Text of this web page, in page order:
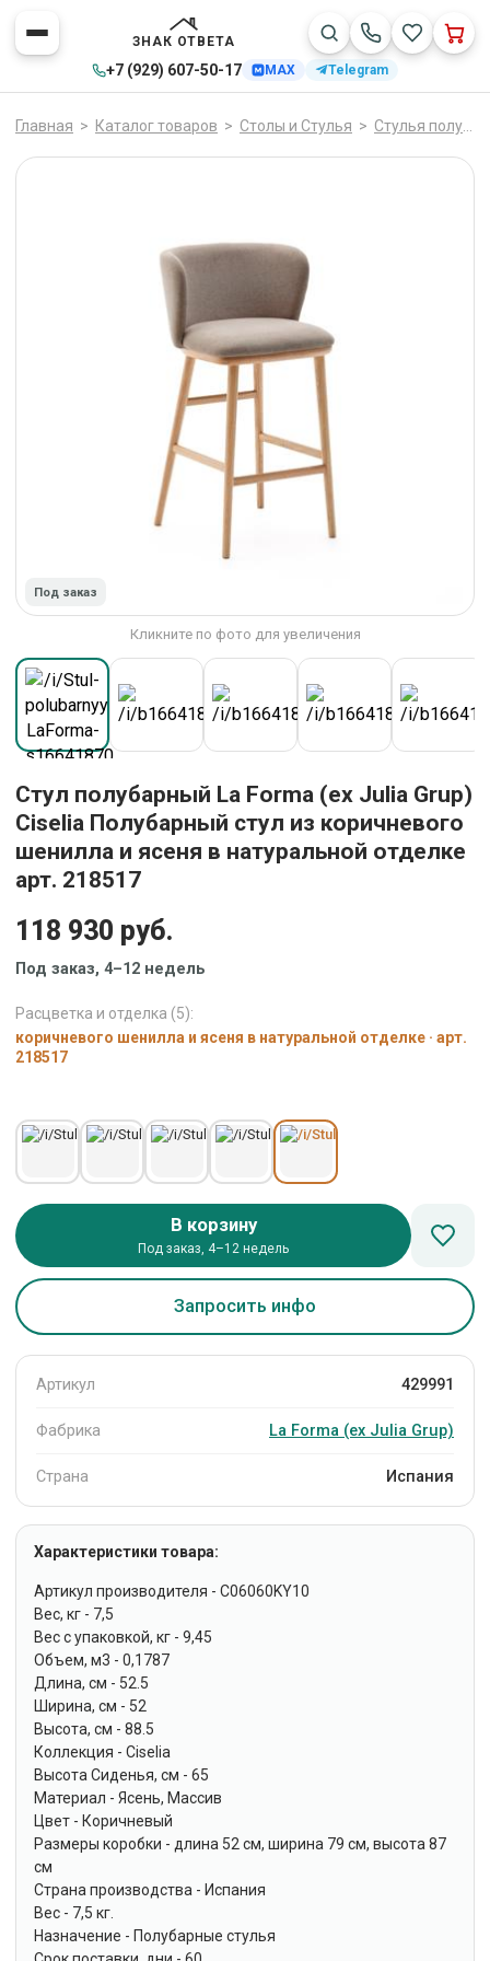
ЗНАК ОТВЕТА
+7 (929) 607-50-17 MAX Telegram
Главная > Каталог товаров > Столы и Стулья > Стулья полубарные
Под заказ
Кликните по фото для увеличения
Стул полубарный La Forma (ех Julia Grup)
Ciselia Полубарный стул из коричневого
шенилла и ясеня в натуральной отделке
арт. 218517
118 930 руб.
Под заказ, 4–12 недель
Расцветка и отделка (5):
коричневого шенилла и ясеня в натуральной отделке · арт.
218517
В корзину
Под заказ, 4–12 недель
Запросить инфо
Артикул 429991
Фабрика La Forma (ех Julia Grup)
Страна Испания
Характеристики товара:
Артикул производителя - C06060KY10
Вес, кг - 7,5
Вес с упаковкой, кг - 9,45
Объем, м3 - 0,1787
Длина, см - 52.5
Ширина, см - 52
Высота, см - 88.5
Коллекция - Ciselia
Высота Сиденья, см - 65
Материал - Ясень, Массив
Цвет - Коричневый
Размеры коробки - длина 52 см, ширина 79 см, высота 87
см
Страна производства - Испания
Вес - 7,5 кг.
Назначение - Полубарные стулья